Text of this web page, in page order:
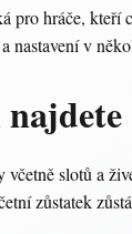
pro hráče,
nastavení v
slotů a
zůstatek